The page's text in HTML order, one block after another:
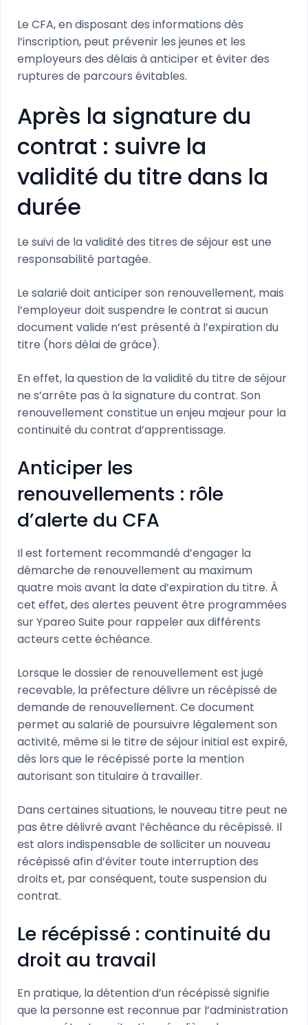
Le CFA, en disposant des informations dès
l’inscription, peut prévenir les jeunes et les
employeurs des délais à anticiper et éviter des
ruptures de parcours évitables.
Après la signature du
contrat : suivre la
validité du titre dans la
durée
Le suivi de la validité des titres de séjour est une
responsabilité partagée.
Le salarié doit anticiper son renouvellement, mais
l’employeur doit suspendre le contrat si aucun
document valide n’est présenté à l’expiration du
titre (hors délai de grâce).
En effet, la question de la validité du titre de séjour
ne s’arrête pas à la signature du contrat. Son
renouvellement constitue un enjeu majeur pour la
continuité du contrat d’apprentissage.
Anticiper les
renouvellements : rôle
d’alerte du CFA
Il est fortement recommandé d’engager la
démarche de renouvellement au maximum
quatre mois avant la date d’expiration du titre. À
cet effet, des alertes peuvent être programmées
sur Ypareo Suite pour rappeler aux différents
acteurs cette échéance.
Lorsque le dossier de renouvellement est jugé
recevable, la préfecture délivre un récépissé de
demande de renouvellement. Ce document
permet au salarié de poursuivre légalement son
activité, même si le titre de séjour initial est expiré,
dès lors que le récépissé porte la mention
autorisant son titulaire à travailler.
Dans certaines situations, le nouveau titre peut ne
pas être délivré avant l’échéance du récépissé. Il
est alors indispensable de solliciter un nouveau
récépissé afin d’éviter toute interruption des
droits et, par conséquent, toute suspension du
contrat.
Le récépissé : continuité du
droit au travail
En pratique, la détention d’un récépissé signifie
que la personne est reconnue par l’administration